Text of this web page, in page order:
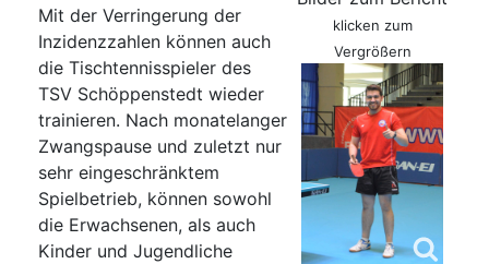
Mit der Verringerung der
Inzidenzzahlen können auch
die Tischtennisspieler des
TSV Schöppenstedt wieder
trainieren. Nach monatelanger
Zwangspause und zuletzt nur
sehr eingeschränktem
Spielbetrieb, können sowohl
die Erwachsenen, als auch
Kinder und Jugendliche
klicken zum
Vergrößern